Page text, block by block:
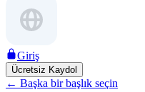
Giriş
Ücretsiz Kaydol
← Başka bir başlık seçin